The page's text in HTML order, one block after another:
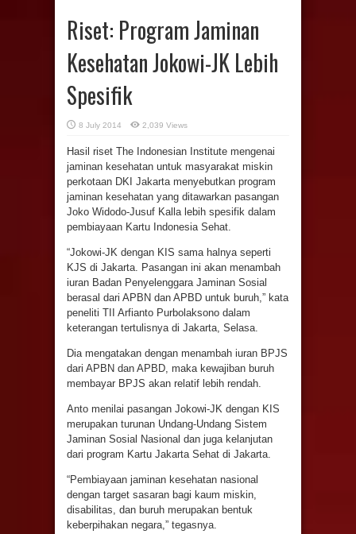
Riset: Program Jaminan
Kesehatan Jokowi-JK Lebih
Spesifik
8 July 2014 2,039 Views
Hasil riset The Indonesian Institute mengenai
jaminan kesehatan untuk masyarakat miskin
perkotaan DKI Jakarta menyebutkan program
jaminan kesehatan yang ditawarkan pasangan
Joko Widodo-Jusuf Kalla lebih spesifik dalam
pembiayaan Kartu Indonesia Sehat.
“Jokowi-JK dengan KIS sama halnya seperti
KJS di Jakarta. Pasangan ini akan menambah
iuran Badan Penyelenggara Jaminan Sosial
berasal dari APBN dan APBD untuk buruh,” kata
peneliti TII Arfianto Purbolaksono dalam
keterangan tertulisnya di Jakarta, Selasa.
Dia mengatakan dengan menambah iuran BPJS
dari APBN dan APBD, maka kewajiban buruh
membayar BPJS akan relatif lebih rendah.
Anto menilai pasangan Jokowi-JK dengan KIS
merupakan turunan Undang-Undang Sistem
Jaminan Sosial Nasional dan juga kelanjutan
dari program Kartu Jakarta Sehat di Jakarta.
“Pembiayaan jaminan kesehatan nasional
dengan target sasaran bagi kaum miskin,
disabilitas, dan buruh merupakan bentuk
keberpihakan negara,” tegasnya.